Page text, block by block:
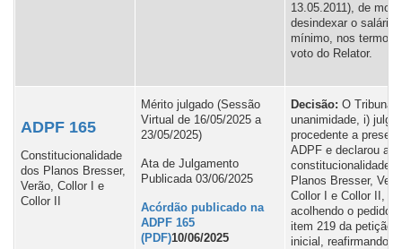
13.05.2011), de
desindexar o salário
mínimo, nos termos
voto do Relator.
ADPF 165
Constitucionalidade
dos Planos Bresser,
Verão, Collor I e
Collor II
Mérito julgado (Sessão
Virtual de 16/05/2025 a
23/05/2025)
Ata de Julgamento
Publicada 03/06/2025
Acórdão publicado na
ADPF 165
10/06/2025
Decisão: O Tribunal,
unanimidade, i)
procedente a
ADPF e declarou a
constitucionalidade
Planos Bresser,
Collor I e Collor II,
acolhendo o pedido
item 219 da petição
inicial, reafirmando a